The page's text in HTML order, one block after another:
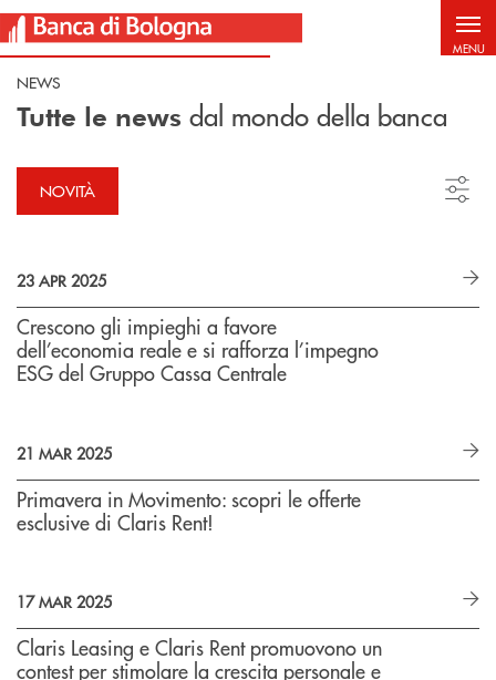
Salta al contenuto principale
MENU
NEWS
Tutte le news dal mondo della banca
NOVITÀ
23 APR 2025
Crescono gli impieghi a favore
dell’economia reale e si rafforza l’impegno
ESG del Gruppo Cassa Centrale
21 MAR 2025
Primavera in Movimento: scopri le offerte
esclusive di Claris Rent!
17 MAR 2025
Claris Leasing e Claris Rent promuovono un
contest per stimolare la crescita personale e